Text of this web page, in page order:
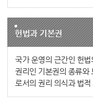
헌법과 기본권
국가 운영의 근간인 헌
권리인 기본권의 종류와
로서의 권리 의식과 법